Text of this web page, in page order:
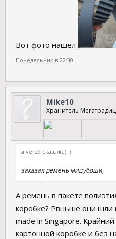
Вот фото нашёл
Понедельник в 22:30
Mike10
Хранитель
silver29 сказал(а): ↑
заказал ремень мицубоши,
А ремень в пакете
коробке? Рвньше они шли
made in Singapore.
картонной коробке и без